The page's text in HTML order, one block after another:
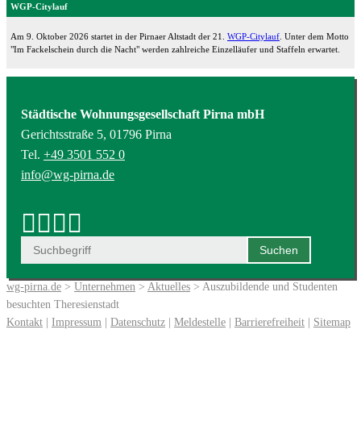
WGP-Citylauf
Am 9. Oktober 2026 startet in der Pirnaer Altstadt der 21. WGP-Citylauf . Unter dem Motto
"Im Fackelschein durch die Nacht" werden zahlreiche Einzelläufer und Staffeln erwartet.
Städtische Wohnungsgesellschaft Pirna mbH
Gerichtsstraße 5, 01796 Pirna
Tel. +49 3501 552 0
info@wg-pirna.de
wg-pirna.de > Unternehmen > Aktuelles > Auszubildende und Studenten
besuchten Theresienstadt
Kontakt | Impressum | Datenschutz | Meldestelle | Barrierefreiheit | Sitemap